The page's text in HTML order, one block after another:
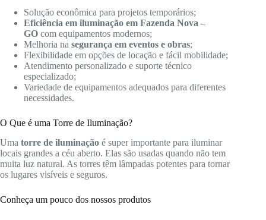
Solução econômica para projetos temporários;
Eficiência em iluminação em Fazenda Nova –
GO com equipamentos modernos;
Melhoria na segurança em eventos e obras;
Flexibilidade em opções de locação e fácil mobilidade;
Atendimento personalizado e suporte técnico
especializado;
Variedade de equipamentos adequados para diferentes
necessidades.
O Que é uma Torre de Iluminação?
Uma torre de iluminação é super importante para iluminar
locais grandes a céu aberto. Elas são usadas quando não tem
muita luz natural. As torres têm lâmpadas potentes para tornar
os lugares visíveis e seguros.
Conheça um pouco dos nossos produtos